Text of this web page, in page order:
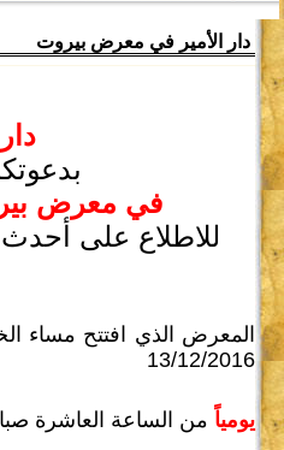
دار الأمير في معرض بيروت
في معرض بيروت
للاطلاع على أحدث
13/12/2016
يومياً من الساعة العاشرة